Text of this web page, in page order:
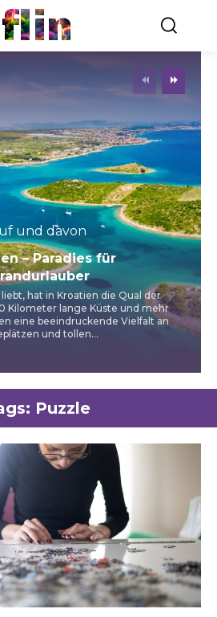
flin
und davon
– Paradies für
hat in Kroatien die Qual der
Kilometer lange Küste und mehr
eine beeindruckende Vielfalt an
und tollen...
Puzzle